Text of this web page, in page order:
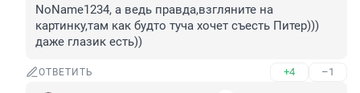
NoName1234, а ведь правда,взгляните на
картинку,там как будто туча хочет съесть Питер)))
даже глазик есть))
ОТВЕТИТЬ +4 –1